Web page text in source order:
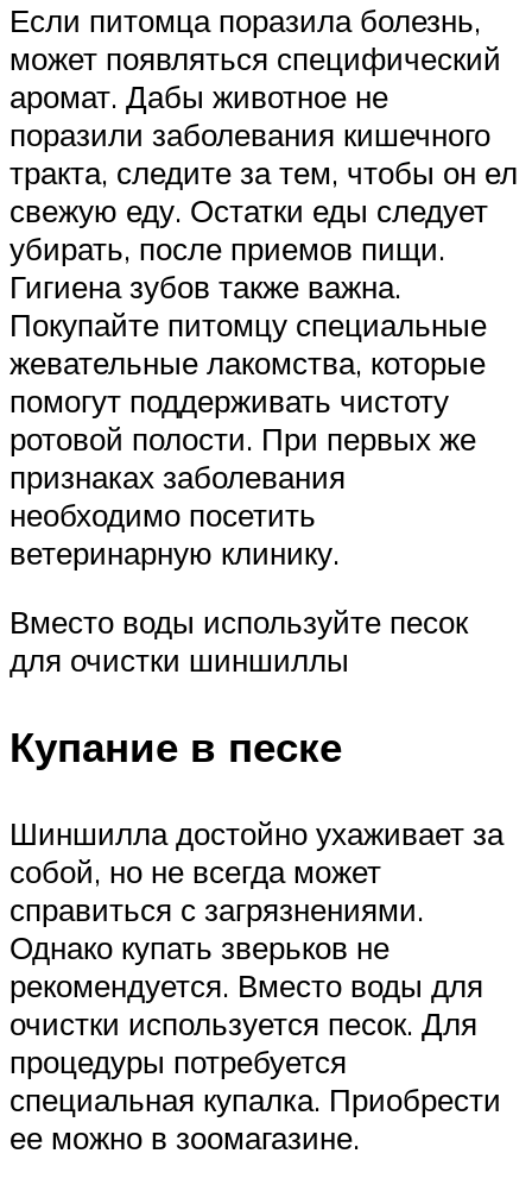
Если питомца поразила болезнь,
может появляться специфический
аромат. Дабы животное не
поразили заболевания кишечного
тракта, следите за тем, чтобы он ел
свежую еду. Остатки еды следует
убирать, после приемов пищи.
Гигиена зубов также важна.
Покупайте питомцу специальные
жевательные лакомства, которые
помогут поддерживать чистоту
ротовой полости. При первых же
признаках заболевания
необходимо посетить
ветеринарную клинику.
Вместо воды используйте песок
для очистки шиншиллы
Купание в песке
Шиншилла достойно ухаживает за
собой, но не всегда может
справиться с загрязнениями.
Однако купать зверьков не
рекомендуется. Вместо воды для
очистки используется песок. Для
процедуры потребуется
специальная купалка. Приобрести
ее можно в зоомагазине.